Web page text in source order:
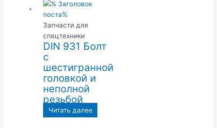
Запчасти для
спецтехники
DIN 931 Болт
с
шестигранной
головкой и
неполной
резьбой
Читать далее